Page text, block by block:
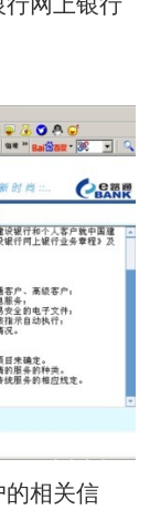
网上银行
相关信